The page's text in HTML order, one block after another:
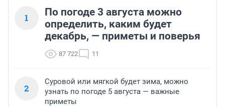
1
По погоде 3 августа можно
определить, каким будет
декабрь, — приметы и поверья
87 722 11
2
Суровой или мягкой будет зима, можно
узнать по погоде 5 августа — важные
приметы